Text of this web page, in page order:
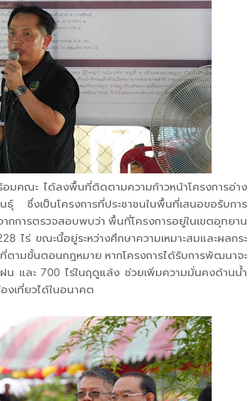
มคณะ ได้ลงพื้นที่ติดตามความก้าวหน้าโครงการอ่าง
งเป็นโครงการที่ประชาชนในพื้นที่เสนอขอรับการ
การตรวจสอบพบว่า พื้นที่โครงการอยู่ในเขตอุทยาน
ไร่ ขณะนี้อยู่ระหว่างศึกษาความเหมาะสมและผลกระ
ามขั้นตอนกฎหมาย หากโครงการได้รับการพัฒนาจะ
และ 700 ไร่ในฤดูแล้ง ช่วยเพิ่มความมั่นคงด้านน้ำ
เที่ยวได้ในอนาคต